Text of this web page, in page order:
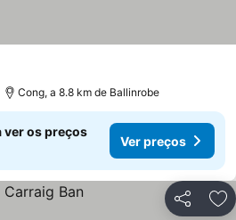
Cong, a 8.8 km de Ballinrobe
ver os preços
Ver preços
Partilhar